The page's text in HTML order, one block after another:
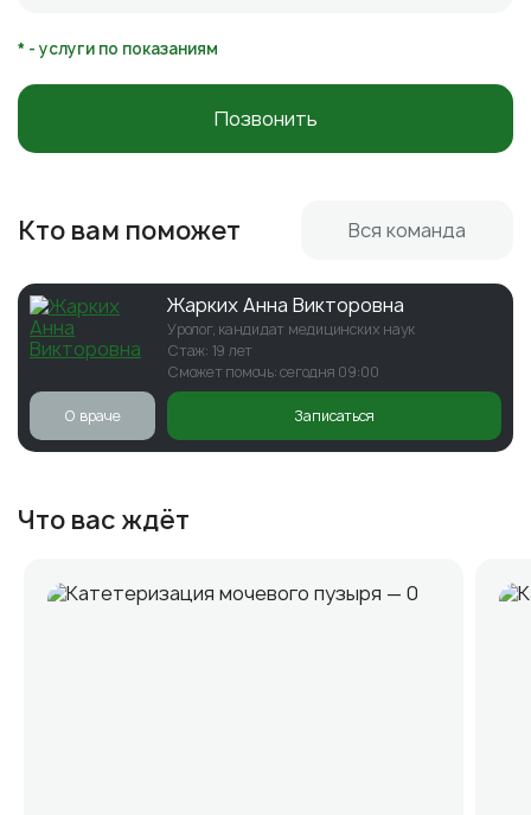
* - услуги по показаниям
Позвонить
Кто вам поможет Вся команда
Жарких Анна Викторовна
Уролог, кандидат медицинских наук
Стаж: 19 лет
Сможет помочь: сегодня 09:00
О враче Записаться
Что вас ждёт